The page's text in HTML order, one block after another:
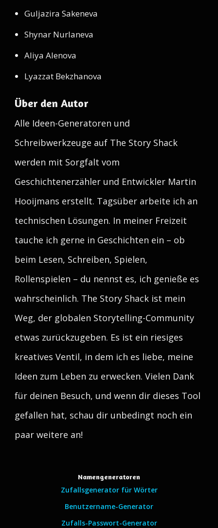
Guljazira Sakeneva
Shynar Nurlaneva
Aliya Alenova
Lyazzat Bekzhanova
Über den Autor
Alle Ideen-Generatoren und
Schreibwerkzeuge auf The Story Shack
werden mit Sorgfalt vom
Geschichtenerzähler und Entwickler Martin
Hooijmans erstellt. Tagsüber arbeite ich an
technischen Lösungen. In meiner Freizeit
tauche ich gerne in Geschichten ein – ob
beim Lesen, Schreiben, Spielen,
Rollenspielen – du nennst es, ich genieße es
wahrscheinlich. The Story Shack ist mein
Weg, der globalen Storytelling-Community
etwas zurückzugeben. Es ist ein riesiges
kreatives Ventil, in dem ich es liebe, meine
Ideen zum Leben zu erwecken. Vielen Dank
für deinen Besuch, und wenn dir dieses Tool
gefallen hat, schau dir unbedingt noch ein
paar weitere an!
Namengeneratoren
Zufallsgenerator für Wörter
Benutzername-Generator
Zufalls-Passwort-Generator